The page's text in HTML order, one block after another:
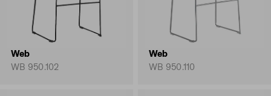
Web
WB 950.102
Web
WB 950.110